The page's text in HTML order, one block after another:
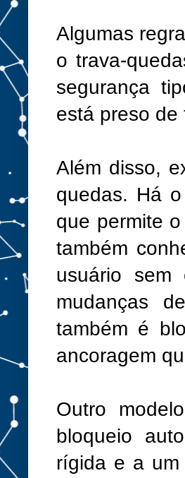
Algumas
o trava-
segurança
está preso de
Além disso,
quedas. Há
que permite
também
usuário sem
mudanças
também é
ancoragem
Outro
bloqueio
rígida e a